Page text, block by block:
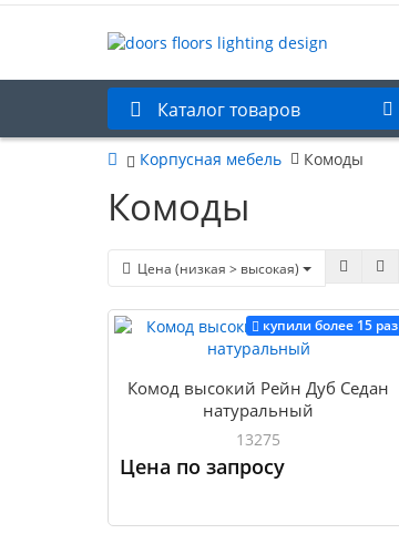
Каталог товаров
Корпусная мебель Комоды
Комоды
Цена (низкая > высокая)
купили более 15 раз
Комод высокий Рейн Дуб Седан
натуральный
13275
Цена по запросу